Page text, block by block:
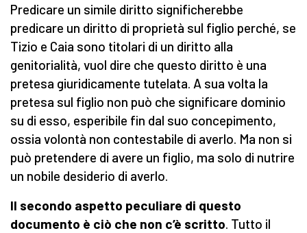
Predicare un simile diritto significherebbe
predicare un diritto di proprietà sul figlio perché, se
Tizio e Caia sono titolari di un diritto alla
genitorialità, vuol dire che questo diritto è una
pretesa giuridicamente tutelata. A sua volta la
pretesa sul figlio non può che significare dominio
su di esso, esperibile fin dal suo concepimento,
ossia volontà non contestabile di averlo. Ma non si
può pretendere di avere un figlio, ma solo di nutrire
un nobile desiderio di averlo.
Il secondo aspetto peculiare di questo
documento è ciò che non c’è scritto. Tutto il